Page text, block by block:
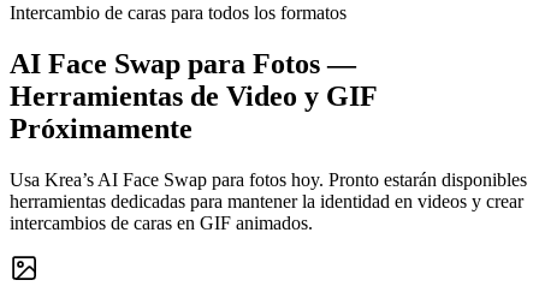
Intercambio de caras para todos los formatos
AI Face Swap para Fotos —
Herramientas de Video y GIF
Próximamente
Usa Krea’s AI Face Swap para fotos hoy. Pronto estarán disponibles
herramientas dedicadas para mantener la identidad en videos y crear
intercambios de caras en GIF animados.